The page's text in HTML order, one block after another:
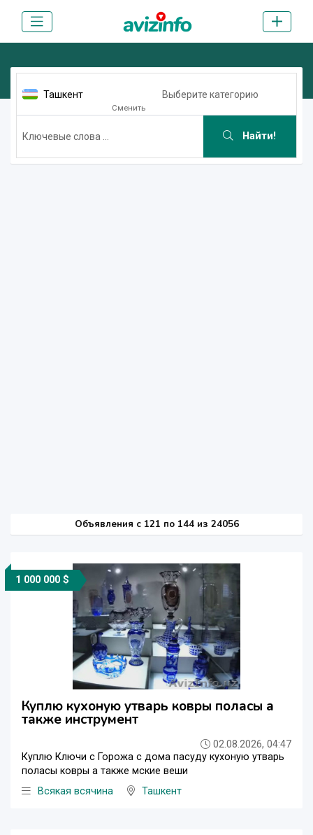
Ташкент
Сменить
Выберите категорию
Найти!
Объявления c 121 по 144 из 24056
1 000 000 $
Куплю кухоную утварь ковры поласы а
также инструмент
02.08.2026, 04:47
Куплю Ключи с Горожа с дома пасуду кухоную утварь
поласы ковры а также мские веши
Всякая всячина
Ташкент